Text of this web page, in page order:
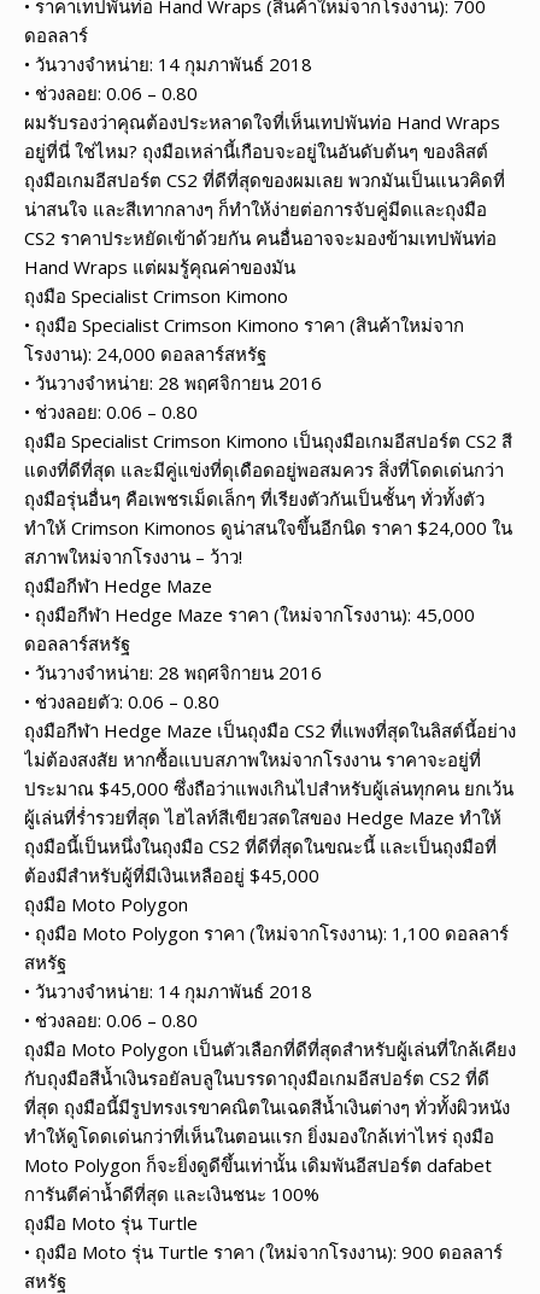
• ราคาเทปพันท่อ Hand Wraps (สินค้าใหม่จากโรงงาน): 700
ดอลลาร์
• วันวางจำหน่าย: 14 กุมภาพันธ์ 2018
• ช่วงลอย: 0.06 – 0.80
ผมรับรองว่าคุณต้องประหลาดใจที่เห็นเทปพันท่อ Hand Wraps
อยู่ที่นี่ ใช่ไหม? ถุงมือเหล่านี้เกือบจะอยู่ในอันดับต้นๆ ของลิสต์
ถุงมือเกมอีสปอร์ต CS2 ที่ดีที่สุดของผมเลย พวกมันเป็นแนวคิดที่
น่าสนใจ และสีเทากลางๆ ก็ทำให้ง่ายต่อการจับคู่มีดและถุงมือ
CS2 ราคาประหยัดเข้าด้วยกัน คนอื่นอาจจะมองข้ามเทปพันท่อ
Hand Wraps แต่ผมรู้คุณค่าของมัน
ถุงมือ Specialist Crimson Kimono
• ถุงมือ Specialist Crimson Kimono ราคา (สินค้าใหม่จาก
โรงงาน): 24,000 ดอลลาร์สหรัฐ
• วันวางจำหน่าย: 28 พฤศจิกายน 2016
• ช่วงลอย: 0.06 – 0.80
ถุงมือ Specialist Crimson Kimono เป็นถุงมือเกมอีสปอร์ต CS2 สี
แดงที่ดีที่สุด และมีคู่แข่งที่ดุเดือดอยู่พอสมควร สิ่งที่โดดเด่นกว่า
ถุงมือรุ่นอื่นๆ คือเพชรเม็ดเล็กๆ ที่เรียงตัวกันเป็นชั้นๆ ทั่วทั้งตัว
ทำให้ Crimson Kimonos ดูน่าสนใจขึ้นอีกนิด ราคา $24,000 ใน
สภาพใหม่จากโรงงาน – ว้าว!
ถุงมือกีฬา Hedge Maze
• ถุงมือกีฬา Hedge Maze ราคา (ใหม่จากโรงงาน): 45,000
ดอลลาร์สหรัฐ
• วันวางจำหน่าย: 28 พฤศจิกายน 2016
• ช่วงลอยตัว: 0.06 – 0.80
ถุงมือกีฬา Hedge Maze เป็นถุงมือ CS2 ที่แพงที่สุดในลิสต์นี้อย่าง
ไม่ต้องสงสัย หากซื้อแบบสภาพใหม่จากโรงงาน ราคาจะอยู่ที่
ประมาณ $45,000 ซึ่งถือว่าแพงเกินไปสำหรับผู้เล่นทุกคน ยกเว้น
ผู้เล่นที่ร่ำรวยที่สุด ไฮไลท์สีเขียวสดใสของ Hedge Maze ทำให้
ถุงมือนี้เป็นหนึ่งในถุงมือ CS2 ที่ดีที่สุดในขณะนี้ และเป็นถุงมือที่
ต้องมีสำหรับผู้ที่มีเงินเหลืออยู่ $45,000
ถุงมือ Moto Polygon
• ถุงมือ Moto Polygon ราคา (ใหม่จากโรงงาน): 1,100 ดอลลาร์
สหรัฐ
• วันวางจำหน่าย: 14 กุมภาพันธ์ 2018
• ช่วงลอย: 0.06 – 0.80
ถุงมือ Moto Polygon เป็นตัวเลือกที่ดีที่สุดสำหรับผู้เล่นที่ใกล้เคียง
กับถุงมือสีน้ำเงินรอยัลบลูในบรรดาถุงมือเกมอีสปอร์ต CS2 ที่ดี
ที่สุด ถุงมือนี้มีรูปทรงเรขาคณิตในเฉดสีน้ำเงินต่างๆ ทั่วทั้งผิวหนัง
ทำให้ดูโดดเด่นกว่าที่เห็นในตอนแรก ยิ่งมองใกล้เท่าไหร่ ถุงมือ
Moto Polygon ก็จะยิ่งดูดีขึ้นเท่านั้น เดิมพันอีสปอร์ต dafabet
การันตีค่าน้ำดีที่สุด และเงินชนะ 100%
ถุงมือ Moto รุ่น Turtle
• ถุงมือ Moto รุ่น Turtle ราคา (ใหม่จากโรงงาน): 900 ดอลลาร์
สหรัฐ